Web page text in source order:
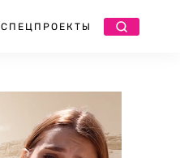
СПЕЦПРОЕКТЫ